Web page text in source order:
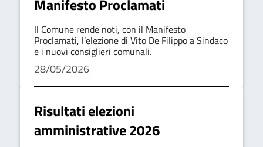
Manifesto Proclamati
Il Comune rende noti, con il Manifesto
Proclamati, l’elezione di Vito De Filippo a Sindaco
e i nuovi consiglieri comunali.
28/05/2026
Risultati elezioni
amministrative 2026